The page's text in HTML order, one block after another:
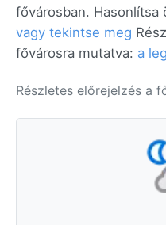
fővárosban. Hasonlítsa
vagy tekintse meg
fővárosra mutatva: a
Részletes előrejelzés a